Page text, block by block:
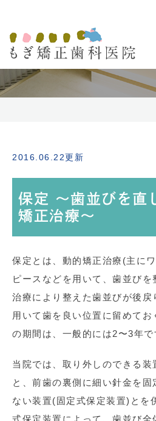
医院ブ
2016.06.22更新
保定 〜歯並びを直
矯正治療〜
保定とは、動的矯正治療(主に
ピースなどを用いて、歯並びを
治療により整えた歯並びが後戻
用いて歯を良い位置に留めて
の期間は、一般的には2〜3年で
当院では、取り外しのできる
と、前歯の裏側に細い針金を固
ない装置(固定式保定装置)とを
式保定装置によって、歯並び全